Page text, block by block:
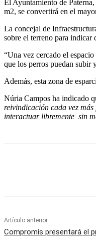
El Ayuntamiento de
m2, se convertirá en el
La concejal de
sobre el terreno para indicar
“Una vez cercado el
que los perros puedan subir
Además, esta zona de
Núria Campos ha indicado
reivindicación cada vez
interactuar libremente sin
Artículo anterior
Compromís presentará el